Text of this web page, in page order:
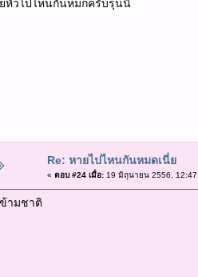
หัวไปไหนกันหมกครับรุ่นนี้
Re: หายไปไหนกันหมดเนี่ย
« ตอบ #24 เมื่อ:19 มิถุนายน 2556,
ามชาติ